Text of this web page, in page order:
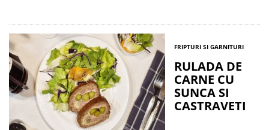
FRIPTURI SI GARNITURI
RULADA DE
CARNE CU
SUNCA SI
CASTRAVETI